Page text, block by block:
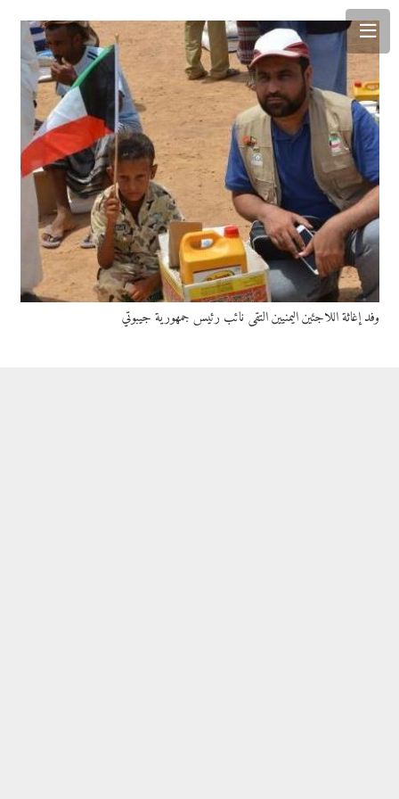
وفد إغاثة اللاجئين اليمنيين التقى نائب رئيس جمهورية جيبوتي